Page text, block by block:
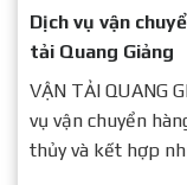
Dịch vụ vận
tải Quang Giảng
VẬN TẢI QUANG
vụ vận chuyển
thủy và kết hợp